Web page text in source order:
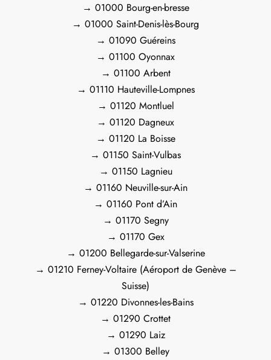
→ 01000 Bourg-en-bresse
→ 01000 Saint-Denis-lès-Bourg
→ 01090 Guéreins
→ 01100 Oyonnax
→ 01100 Arbent
→ 01110 Hauteville-Lompnes
→ 01120 Montluel
→ 01120 Dagneux
→ 01120 La Boisse
→ 01150 Saint-Vulbas
→ 01150 Lagnieu
→ 01160 Neuville-sur-Ain
→ 01160 Pont d’Ain
→ 01170 Segny
→ 01170 Gex
→ 01200 Bellegarde-sur-Valserine
→ 01210 Ferney-Voltaire (Aéroport de Genève –
Suisse)
→ 01220 Divonnes-les-Bains
→ 01290 Crottet
→ 01290 Laiz
→ 01300 Belley